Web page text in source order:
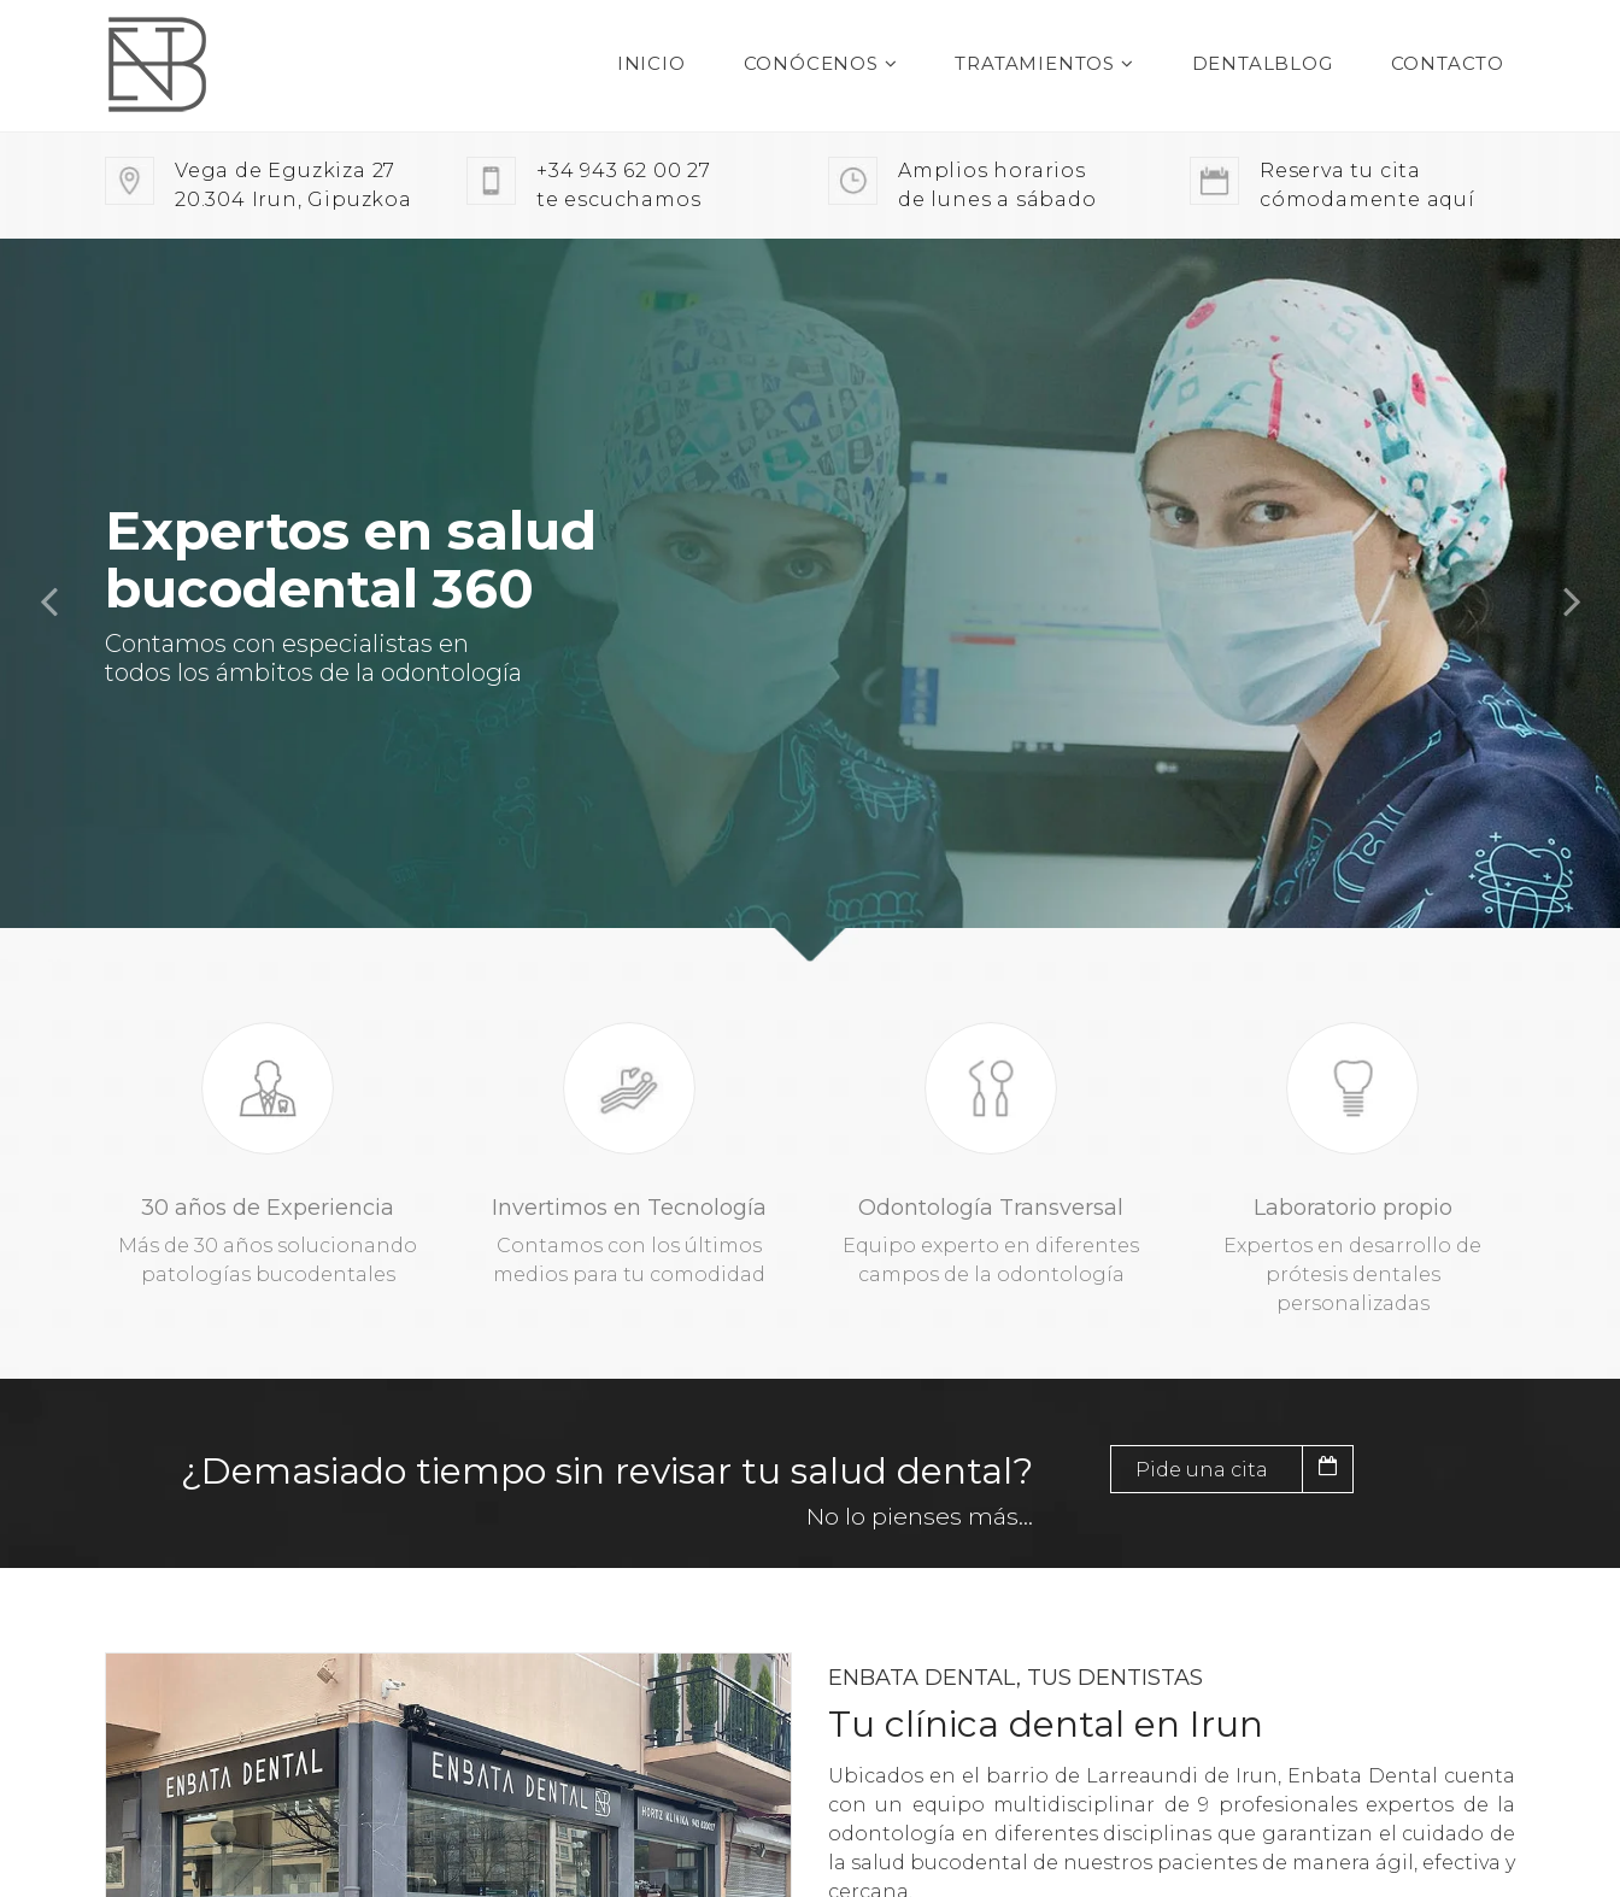
INICIO CONÓCENOS TRATAMIENTOS DENTALBLOG CONTACTO
Vega de Eguzkiza 27
20.304 Irun, Gipuzkoa
+34 943 62 00 27
te escuchamos
Amplios horarios
de lunes a sábado
Reserva tu cita
cómodamente aquí
Expertos en salud
bucodental 360
Contamos con especialistas en
todos los ámbitos de la odontología
30 años de Experiencia
Más de 30 años solucionando
patologías bucodentales
Invertimos en Tecnología
Contamos con los últimos
medios para tu comodidad
Odontología Transversal
Equipo experto en diferentes
campos de la odontología
Laboratorio propio
Expertos en desarrollo de
prótesis dentales
personalizadas
¿Demasiado tiempo sin revisar tu salud dental?
No lo pienses más...
Pide una cita
ENBATA DENTAL, TUS DENTISTAS
Tu clínica dental en Irun
Ubicados en el barrio de Larreaundi de Irun, Enbata Dental cuenta
con un equipo multidisciplinar de 9 profesionales expertos de la
odontología en diferentes disciplinas que garantizan el cuidado de
la salud bucodental de nuestros pacientes de manera ágil, efectiva y
cercana.